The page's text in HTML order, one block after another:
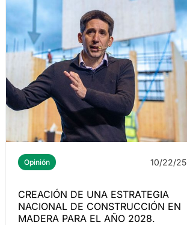
Opinión 10/22/25
CREACIÓN DE UNA ESTRATEGIA
NACIONAL DE CONSTRUCCIÓN EN
MADERA PARA EL AÑO 2028.